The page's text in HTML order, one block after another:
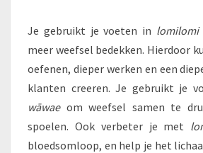
Je gebruikt je voeten in lomilomi
meer weefsel bedekken. Hierdoor
oefenen, dieper werken en een
klanten creeren. Je gebruikt je
wāwaeom weefsel samen te
spoelen. Ook verbeter je met
bloedsomloop, en help je het